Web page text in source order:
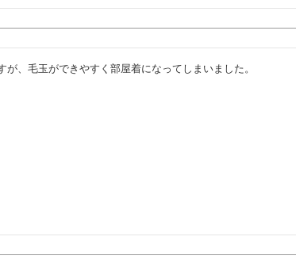
が、毛玉ができやすく部屋着になってしまいました。